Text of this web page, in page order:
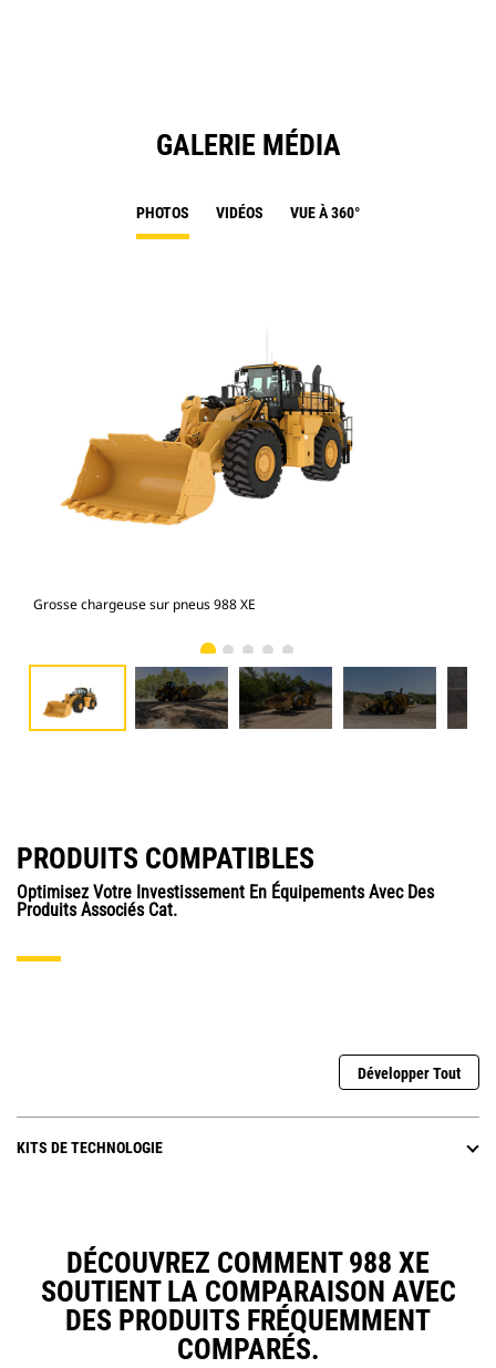
GALERIE MÉDIA
PHOTOS VIDÉOS VUE À 360°
Grosse chargeuse sur pneus 988 XE
PRODUITS COMPATIBLES
Optimisez Votre Investissement En Équipements Avec Des
Produits Associés Cat.
Développer Tout
KITS DE TECHNOLOGIE
DÉCOUVREZ COMMENT 988 XE
SOUTIENT LA COMPARAISON AVEC
DES PRODUITS FRÉQUEMMENT
COMPARÉS.